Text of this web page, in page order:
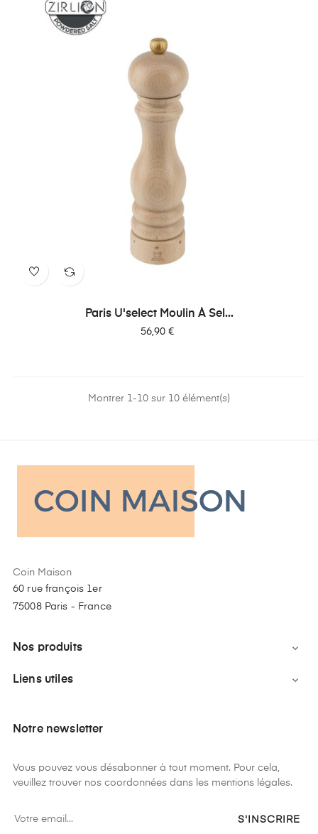
Paris U'select Moulin À Sel...
Prix
56,90 €
Montrer 1-10 sur 10 élément(s)
Coin Maison
60 rue françois 1er
75008 Paris - France
Nos produits 
Liens utiles 
Notre newsletter
Vous pouvez vous désabonner à tout moment. Pour cela,
veuillez trouver nos coordonnées dans les mentions légales.
S'INSCRIRE